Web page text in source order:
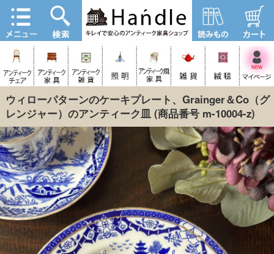
ウィローパターンのケーキプレート、Grainger＆Co（グ
レンジャー）のアンティーク皿(商品番号 m-10004-z)